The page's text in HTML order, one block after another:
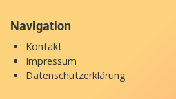
Navigation
Kontakt
Impressum
Datenschutzerklärung